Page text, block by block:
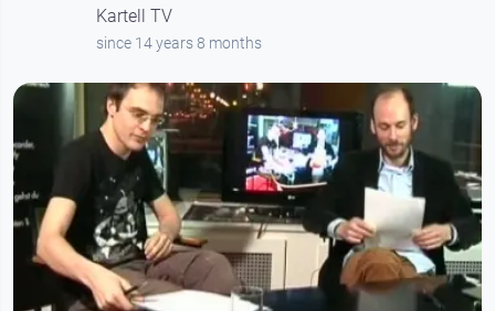
Kartell TV
since 14 years 8 months